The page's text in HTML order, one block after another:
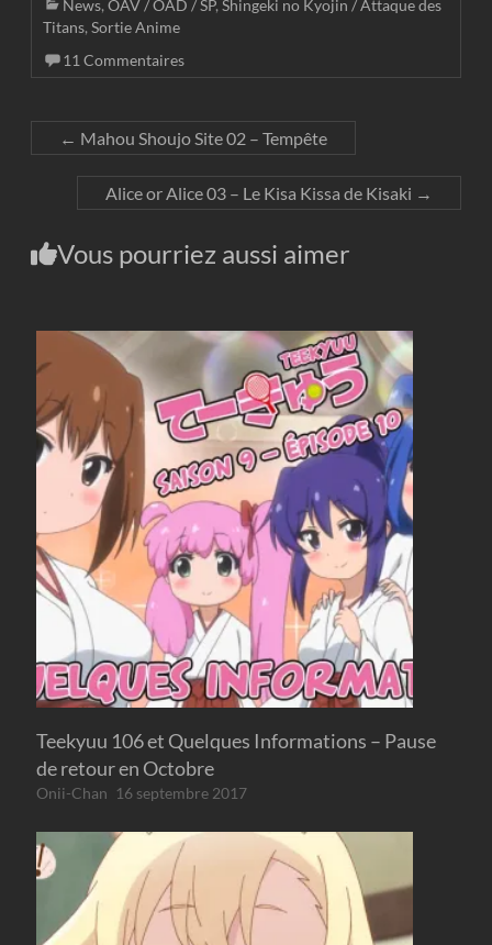
News,OAV / OAD / SP,Shingeki no Kyojin / Attaque des
Titans,Sortie Anime
11 Commentaires
← Mahou Shoujo Site 02 – Tempête
Alice or Alice 03 – Le Kisa Kissa de Kisaki →
Vous pourriez aussi aimer
Teekyuu 106 et Quelques Informations – Pause
de retour en Octobre
Onii-Chan 16 septembre 2017